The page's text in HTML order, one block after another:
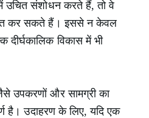
संशोधन करते हैं, तो वे
कर सकते हैं। इससे न केवल
दीर्घकालिक विकास में भी
उपकरणों और सामग्री का
है। उदाहरण के लिए, यदि एक